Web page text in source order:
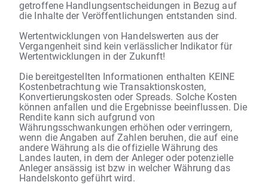
getroffene Handlungsentscheidungen in Bezug auf
die Inhalte der Veröffentlichungen entstanden sind.
Wertentwicklungen von Handelswerten aus der
Vergangenheit sind kein verlässlicher Indikator für
Wertentwicklungen in der Zukunft!
Die bereitgestellten Informationen enthalten KEINE
Kostenbetrachtung wie Transaktionskosten,
Konvertierungskosten oder Spreads. Solche Kosten
können anfallen und die Ergebnisse beeinflussen. Die
Rendite kann sich aufgrund von
Währungsschwankungen erhöhen oder verringern,
wenn die Angaben auf Zahlen beruhen, die auf eine
andere Währung als die offizielle Währung des
Landes lauten, in dem der Anleger oder potenzielle
Anleger ansässig ist bzw in welcher Währung das
Handelskonto geführt wird.